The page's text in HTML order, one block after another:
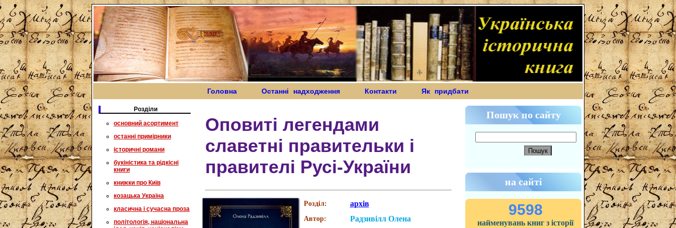
Головна Останні надходження Контакти Як придбати
Розділи
основний асортимент
останні примірники
історичні романи
букіністика та рідкісні
книги
книжки про Київ
козацька Україна
класична і сучасна проза
політологія, національна
Оповиті легендами
славетні правительки і
правителі Русі-України
Розділ: архів
Автор: Радзивілл Олена
Пошук по сайту
на сайті
9598
найменувань книг з історії